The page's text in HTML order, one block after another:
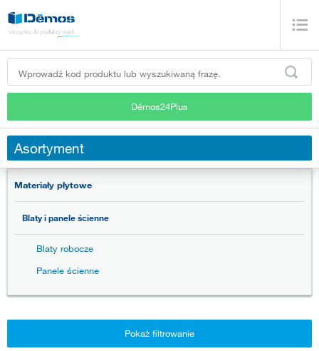
Démos24Plus
Asortyment
Materiały płytowe
Blaty i panele ścienne
Blaty robocze
Panele ścienne
Pokaż filtrowanie